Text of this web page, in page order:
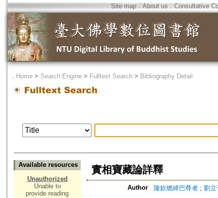
Site map．About us ． Consultative
． Home > Search Engine > Fulltext Search > Bibliography Detail
Available resources
Unauthorized
Unable to
provide reading
實相寶藏論詳釋
Author 隆欽燃絳巴尊者 ; 劉立